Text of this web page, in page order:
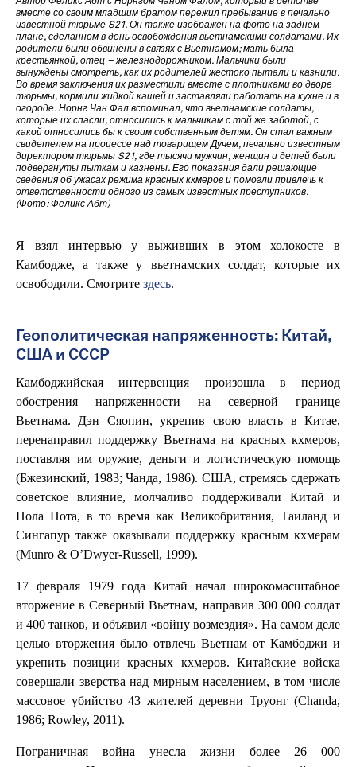
вместе со своим младшим братом пережил пребывание в печально
известной тюрьме S21. Он также изображен на фото на заднем
плане, сделанном в день освобождения вьетнамскими солдатами. Их
родители были обвинены в связях с Вьетнамом; мать была
крестьянкой, отец – железнодорожником. Мальчики были
вынуждены смотреть, как их родителей жестоко пытали и казнили.
Во время заключения их разместили вместе с плотниками во дворе
тюрьмы, кормили жидкой кашей и заставляли работать на кухне и в
огороде. Норнг Чан Фал вспоминал, что вьетнамские солдаты,
которые их спасли, относились к мальчикам с той же заботой, с
какой относились бы к своим собственным детям. Он стал важным
свидетелем на процессе над товарищем Дучем, печально известным
директором тюрьмы S21, где тысячи мужчин, женщин и детей были
подвергнуты пыткам и казнены. Его показания дали решающие
сведения об ужасах режима красных кхмеров и помогли привлечь к
ответственности одного из самых известных преступников.
(Фото: Феликс Абт)
Я взял интервью у выживших в этом холокосте в
Камбодже, а также у вьетнамских солдат, которые их
освободили. Смотрите здесь.
Геополитическая напряженность: Китай,
США и СССР
Камбоджийская интервенция произошла в период
обострения напряженности на северной границе
Вьетнама. Дэн Сяопин, укрепив свою власть в Китае,
перенаправил поддержку Вьетнама на красных кхмеров,
поставляя им оружие, деньги и логистическую помощь
(Бжезинский, 1983; Чанда, 1986). США, стремясь сдержать
советское влияние, молчаливо поддерживали Китай и
Пола Пота, в то время как Великобритания, Таиланд и
Сингапур также оказывали поддержку красным кхмерам
(Munro & O’Dwyer-Russell, 1999).
17 февраля 1979 года Китай начал широкомасштабное
вторжение в Северный Вьетнам, направив 300 000 солдат
и 400 танков, и объявил «войну возмездия». На самом деле
целью вторжения было отвлечь Вьетнам от Камбоджи и
укрепить позиции красных кхмеров. Китайские войска
совершали зверства над мирным населением, в том числе
массовое убийство 43 жителей деревни Труонг (Chanda,
1986; Rowley, 2011).
Пограничная война унесла жизни более 26 000